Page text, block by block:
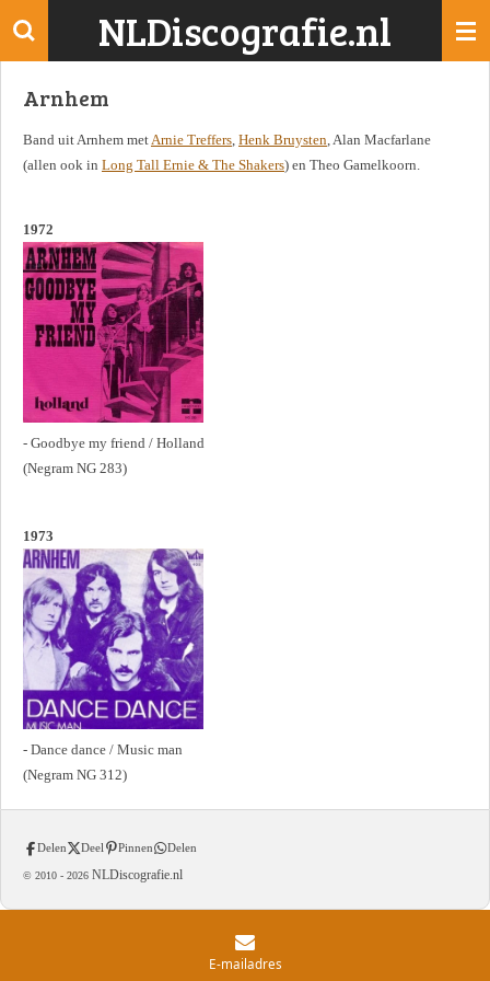
Ga
de
NLDiscografie.nl
Arnhem
Band uit Arnhem metArnie Treffers, Henk Bruysten, Alan Macfarlane
(allen ook in Long Tall Ernie & The Shakers) en Theo Gamelkoorn.
1972
- Goodbye my friend / Holland
(Negram NG 283)
1973
- Dance dance / Music man
(Negram NG 312)
Delen Deel Pinnen Delen
© 2010 - 2026 NLDiscografie.nl
E-mailadres